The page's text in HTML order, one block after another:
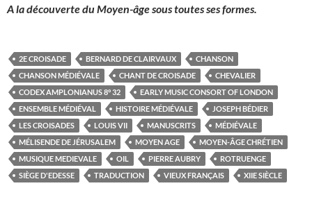
A la découverte du Moyen-âge sous toutes ses formes.
2E CROISADE BERNARD DE CLAIRVAUX
CHANSON
CHANSON MÉDIÉVALE
CHANT DE CROISADE
CHEVALIER
CODEX AMPLONIANUS 8° 32
EARLY MUSIC CONSORT OF LONDON
ENSEMBLE MÉDIÉVAL
HISTOIRE MÉDIÉVALE
JOSEPH BÉDIER
LES CROISADES
LOUIS VII MANUSCRITS
MÉDIÉVALE
MÉLISENDE DE JÉRUSALEM
MOYEN AGE
MOYEN-ÂGE CHRÉTIEN
MUSIQUE MEDIEVALE
OIL PIERRE AUBRY
ROTRUENGE
SIÈGE D'EDESSE
TRADUCTION VIEUX FRANÇAIS XIIE SIÈCLE